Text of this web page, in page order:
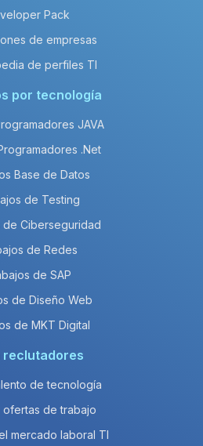
Pack
de empresas
de perfiles TI
por tecnología
JAVA
.Net
Base de Datos
de Testing
de Ciberseguridad
de Redes
de SAP
de Diseño Web
de MKT Digital
reclutadores
de tecnología
ofertas de trabajo
mercado laboral TI